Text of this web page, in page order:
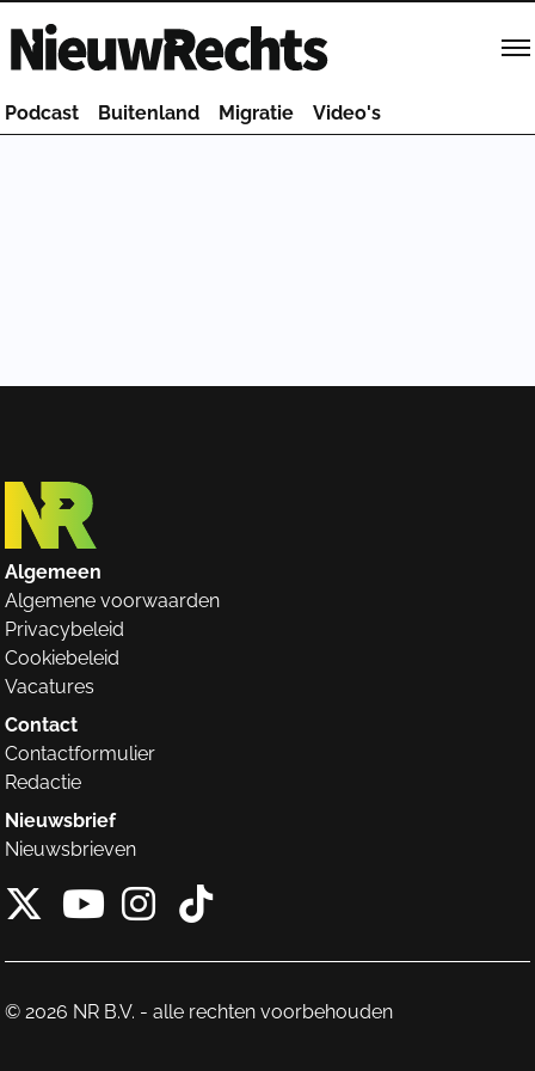
Homepage van NieuwRechts
Podcast Buitenland Migratie Video's
Algemeen
Algemene voorwaarden
Privacybeleid
Cookiebeleid
Vacatures
Contact
Contactformulier
Redactie
Nieuwsbrief
Nieuwsbrieven
X van NieuwRechts
Instagram van
Tiktok van
© 2026 NR B.V. - alle rechten voorbehouden